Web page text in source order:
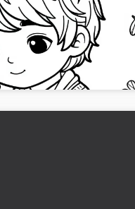
til bukett - Gratis
fargerike høstblomster. Last